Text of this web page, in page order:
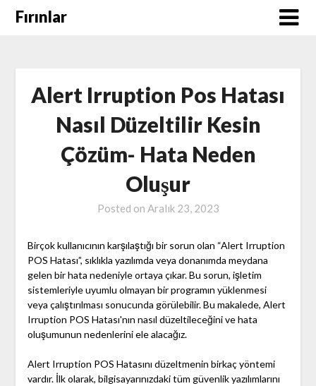
SkipFırınlar
Alert Irruption Pos Hatası
Nasıl Düzeltilir Kesin
Çözüm- Hata Neden
Oluşur
Posted on Aralık 23, 2023
Birçok kullanıcının karşılaştığı bir sorun olan “Alert Irruption
POS Hatası”, sıklıkla yazılımda veya donanımda meydana
gelen bir hata nedeniyle ortaya çıkar. Bu sorun, işletim
sistemleriyle uyumlu olmayan bir programın yüklenmesi
veya çalıştırılması sonucunda görülebilir. Bu makalede, Alert
Irruption POS Hatası'nın nasıl düzeltileceğini ve hata
oluşumunun nedenlerini ele alacağız.
Alert Irruption POS Hatasını düzeltmenin birkaç yöntemi
vardır. İlk olarak, bilgisayarınızdaki tüm güvenlik yazılımlarını